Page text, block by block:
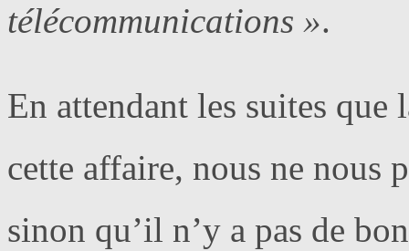
télécommunications ».
En attendant les suites que
cette affaire, nous ne nous
sinon qu’il n’y a pas de